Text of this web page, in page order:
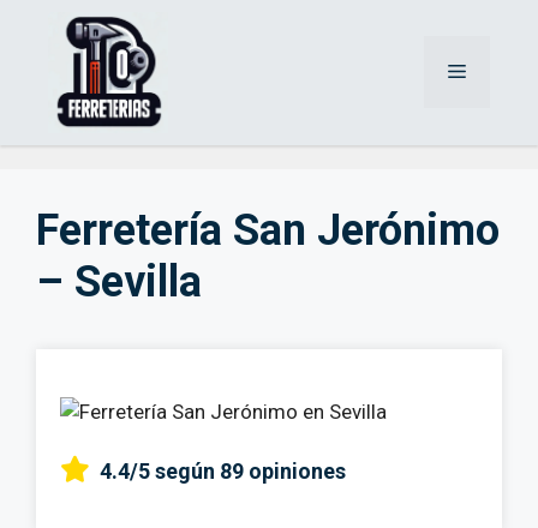
Menú
Ferretería San Jerónimo
– Sevilla
4.4/5según 89 opiniones